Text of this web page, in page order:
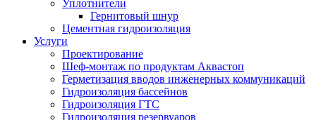
Уплотнители
Гернитовый шнур
Цементная гидроизоляция
Услуги
Проектирование
Шеф-монтаж по продуктам Аквастоп
Герметизация вводов инженерных коммуникаций
Гидроизоляция бассейнов
Гидроизоляция ГТС
Гидроизоляция резервуаров